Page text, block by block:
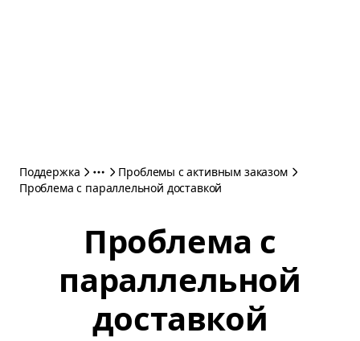
Поддержка
Проблемы с активным заказом
Проблема с параллельной доставкой
Проблема с
параллельной
доставкой